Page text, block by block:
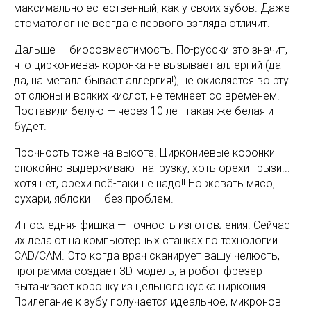
максимально естественный, как у своих зубов. Даже
стоматолог не всегда с первого взгляда отличит.
Дальше — биосовместимость. По-русски это значит,
что циркониевая коронка не вызывает аллергий (да-
да, на металл бывает аллергия!), не окисляется во рту
от слюны и всяких кислот, не темнеет со временем.
Поставили белую — через 10 лет такая же белая и
будет.
Прочность тоже на высоте. Циркониевые коронки
спокойно выдерживают нагрузку, хоть орехи грызи...
хотя нет, орехи всё-таки не надо!! Но жевать мясо,
сухари, яблоки — без проблем.
И последняя фишка — точность изготовления. Сейчас
их делают на компьютерных станках по технологии
CAD/CAM. Это когда врач сканирует вашу челюсть,
программа создаёт 3D-модель, а робот-фрезер
вытачивает коронку из цельного куска циркония.
Прилегание к зубу получается идеальное, микронов